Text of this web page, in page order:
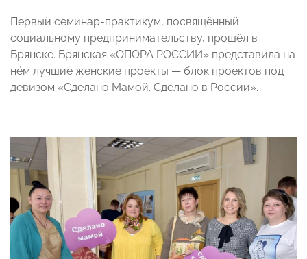
Первый семинар-практикум, посвящённый
социальному предпринимательству, прошёл в
Брянске. Брянская «ОПОРА РОССИИ» представила на
нём лучшие женские проекты — блок проектов под
девизом «Сделано Мамой. Сделано в России».